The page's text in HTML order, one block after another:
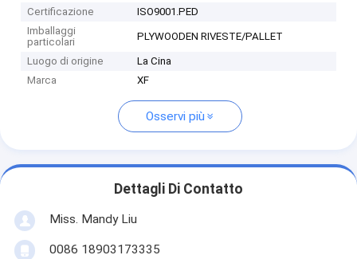
Certificazione
ISO9001.PED
Imballaggi
particolari
PLYWOODEN RIVESTE/PALLET
Luogo di origine
La Cina
Marca
XF
Osservi più
Dettagli Di Contatto
Miss. Mandy Liu
0086 18903173335